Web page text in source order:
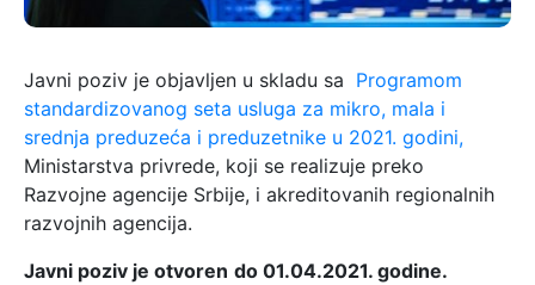
Javni poziv je objavljen u skladu sa Programom
standardizovanog seta usluga za mikro, mala i
srednja preduzeća i preduzetnike u 2021. godini,
Ministarstva privrede, koji se realizuje preko
Razvojne agencije Srbije, i akreditovanih regionalnih
razvojnih agencija.
Javni poziv je otvoren do 01.04.2021. godine.